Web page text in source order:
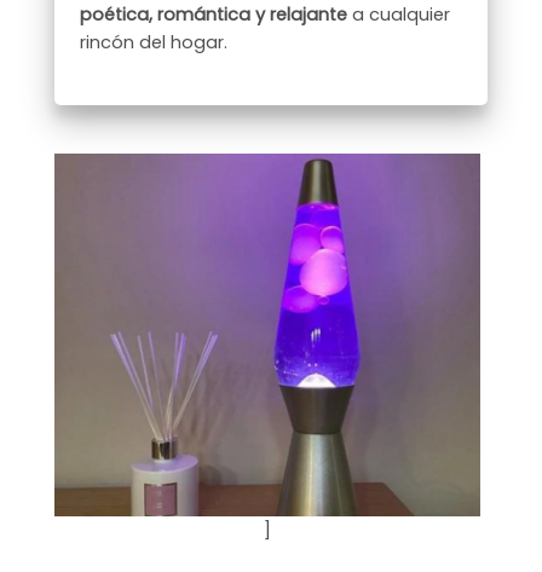
poética, romántica y relajante a cualquier
rincón del hogar.